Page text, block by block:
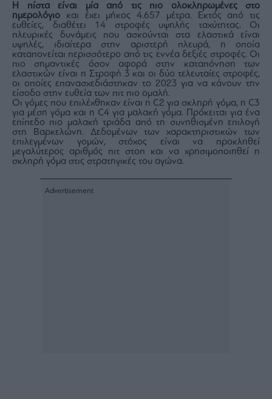
Η πίστα είναι μία από τις πιο ολοκληρωμένες στο
ημερολόγιο και έχει μήκος 4.657 μέτρα. Εκτός από τις
ευθείες, διαθέτει 14 στροφές υψηλής ταχύτητας. Οι
πλευρικές δυνάμεις που ασκούνται στα ελαστικά είναι
υψηλές, ιδιαίτερα στην αριστερή πλευρά, η οποία
καταπονείται περισσότερο από τις εννέα δεξιές στροφές. Οι
πιο σημαντικές όσον αφορά στην καταπόνηση των
ελαστικών είναι η Στροφή 3 και οι δύο τελευταίες στροφές,
οι οποίες επανασχεδιάστηκαν το 2023 για να κάνουν την
είσοδο στην ευθεία των πιτ πιο ομαλή.
Οι γόμες που επιλέχθηκαν είναι η C2 για σκληρή γόμα, η C3
για μέση γόμα και η C4 για μαλακή γόμα. Πρόκειται για ένα
επίπεδο πιο μαλακή τριάδα από τη συνηθισμένη επιλογή
στη Βαρκελώνη. Δεδομένων των χαρακτηριστικών των
επιλεγμένων γομών, στόχος είναι να προκληθεί
μεγαλύτερος αριθμός πιτ στοπ και να χρησιμοποιηθεί η
σκληρή γόμα στις στρατηγικές του αγώνα.